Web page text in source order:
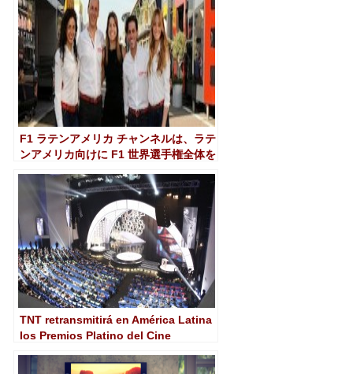
F1 ラテンアメリカ チャンネルは、ラテ
ンアメリカ向けに F1 世界選手権全体を
TNT retransmitirá en América Latina
los Premios Platino del Cine